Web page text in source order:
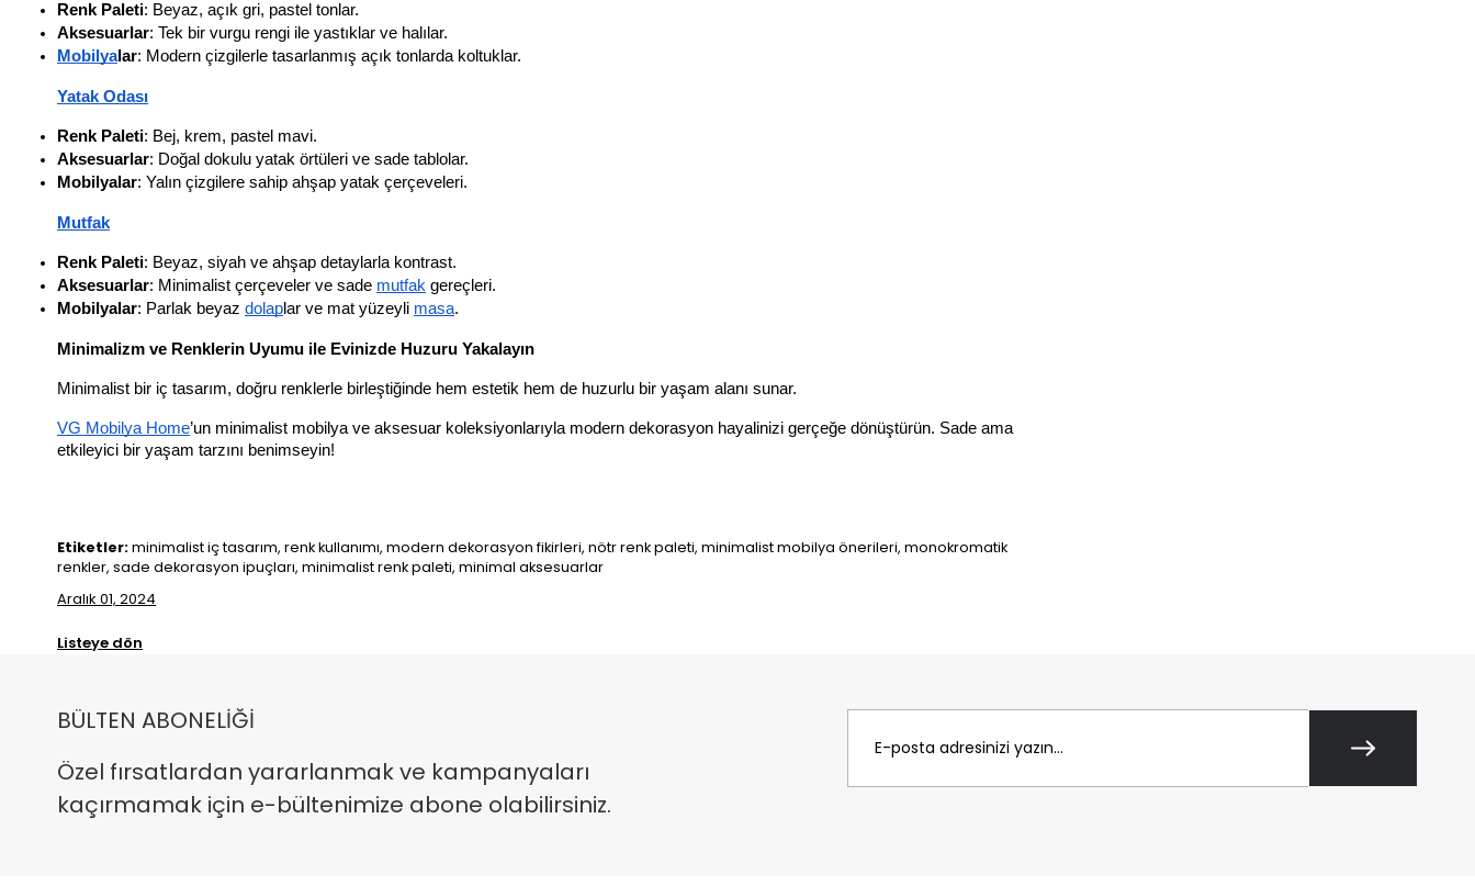
Renk Paleti: Beyaz, açık gri, pastel tonlar.
Aksesuarlar: Tek bir vurgu rengi ile yastıklar ve halılar.
Mobilyalar: Modern çizgilerle tasarlanmış açık tonlarda koltuklar.
Yatak Odası
Renk Paleti: Bej, krem, pastel mavi.
Aksesuarlar: Doğal dokulu yatak örtüleri ve sade tablolar.
Mobilyalar: Yalın çizgilere sahip ahşap yatak çerçeveleri.
Mutfak
Renk Paleti: Beyaz, siyah ve ahşap detaylarla kontrast.
Aksesuarlar: Minimalist çerçeveler ve sade mutfak gereçleri.
Mobilyalar: Parlak beyaz dolaplar ve mat yüzeyli masa.
Minimalizm ve Renklerin Uyumu ile Evinizde Huzuru Yakalayın
Minimalist bir iç tasarım, doğru renklerle birleştiğinde hem estetik hem de huzurlu bir yaşam alanı sunar.
VG Mobilya Home’un minimalist mobilya ve aksesuar koleksiyonlarıyla modern dekorasyon hayalinizi gerçeğe dönüştürün. Sade ama
etkileyici bir yaşam tarzını benimseyin!
Etiketler:minimalist iç tasarım, renk kullanımı, modern dekorasyon fikirleri, nötr renk paleti, minimalist mobilya önerileri, monokromatik
renkler, sade dekorasyon ipuçları, minimalist renk paleti, minimal aksesuarlar
Aralık 01, 2024
Listeye dön
BÜLTEN ABONELİĞİ
Özel fırsatlardan yararlanmak ve kampanyaları
kaçırmamak için e-bültenimize abone olabilirsiniz.